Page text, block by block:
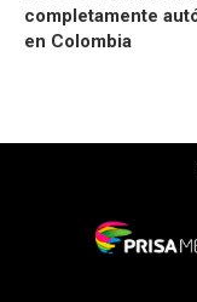
completamente
en Colombia